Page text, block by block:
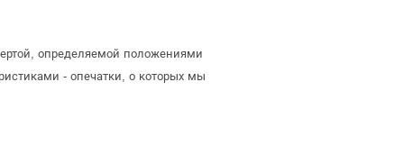
определяемой положениями
- опечатки, о которых мы